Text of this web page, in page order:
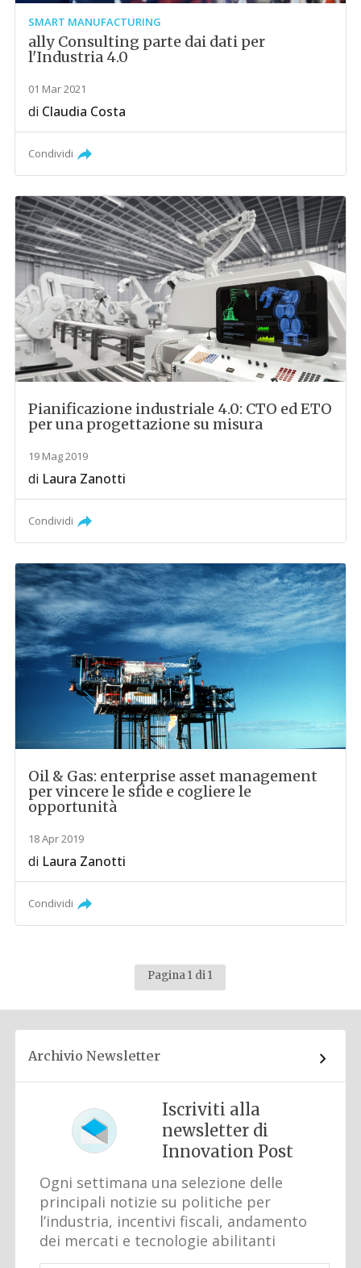
SMART MANUFACTURING
ally Consulting parte dai dati per
l'Industria 4.0
01 Mar 2021
di Claudia Costa
Condividi
Pianificazione industriale 4.0: CTO ed ETO
per una progettazione su misura
19 Mag 2019
di Laura Zanotti
Condividi
Oil & Gas: enterprise asset management
per vincere le sfide e cogliere le
opportunità
18 Apr 2019
di Laura Zanotti
Condividi
Pagina 1 di 1
Archivio Newsletter
Iscriviti alla
newsletter di
Innovation Post
Ogni settimana una selezione delle
principali notizie su politiche per
l’industria, incentivi fiscali, andamento
dei mercati e tecnologie abilitanti